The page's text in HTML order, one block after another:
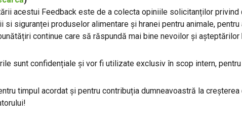
acestui Feedback este de a colecta opiniile solicitanților
si siguranței produselor alimentare și hranei pentru animale,
continue care să răspundă mai bine nevoilor și așteptărilor
sunt confidențiale și vor fi utilizate exclusiv în scop intern,
timpul acordat și pentru contribuția dumneavoastră la